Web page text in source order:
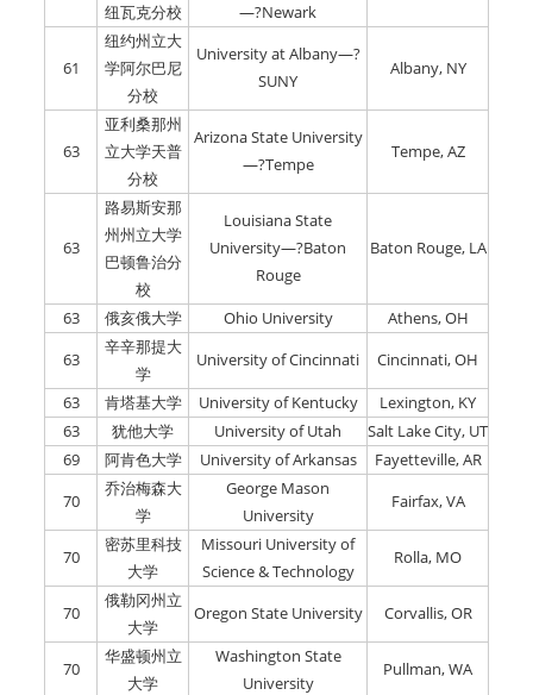
纽瓦克分校
—?Newark
61
纽约州立大
学阿尔巴尼
分校
University at Albany—?
SUNY
Albany, NY
63
亚利桑那州
立大学天普
分校
Arizona State University
—?Tempe
Tempe, AZ
63
路易斯安那
州州立大学
巴顿鲁治分
校
Louisiana State
University—?Baton
Rouge
Baton Rouge, LA
63 俄亥俄大学 Ohio University
Athens, OH
63
辛辛那提大
学
University of Cincinnati
Cincinnati, OH
63
肯塔基大学 University of Kentucky
Lexington, KY
63
犹他大学 University of Utah
Salt Lake City, UT
69
阿肯色大学 University of Arkansas
Fayetteville, AR
70
乔治梅森大
学
George Mason
University
Fairfax, VA
70
密苏里科技
大学
Missouri University of
Science & Technology
Rolla, MO
70
俄勒冈州立
大学
Oregon State University Corvallis, OR
70
华盛顿州立
大学
Washington State
University
Pullman, WA